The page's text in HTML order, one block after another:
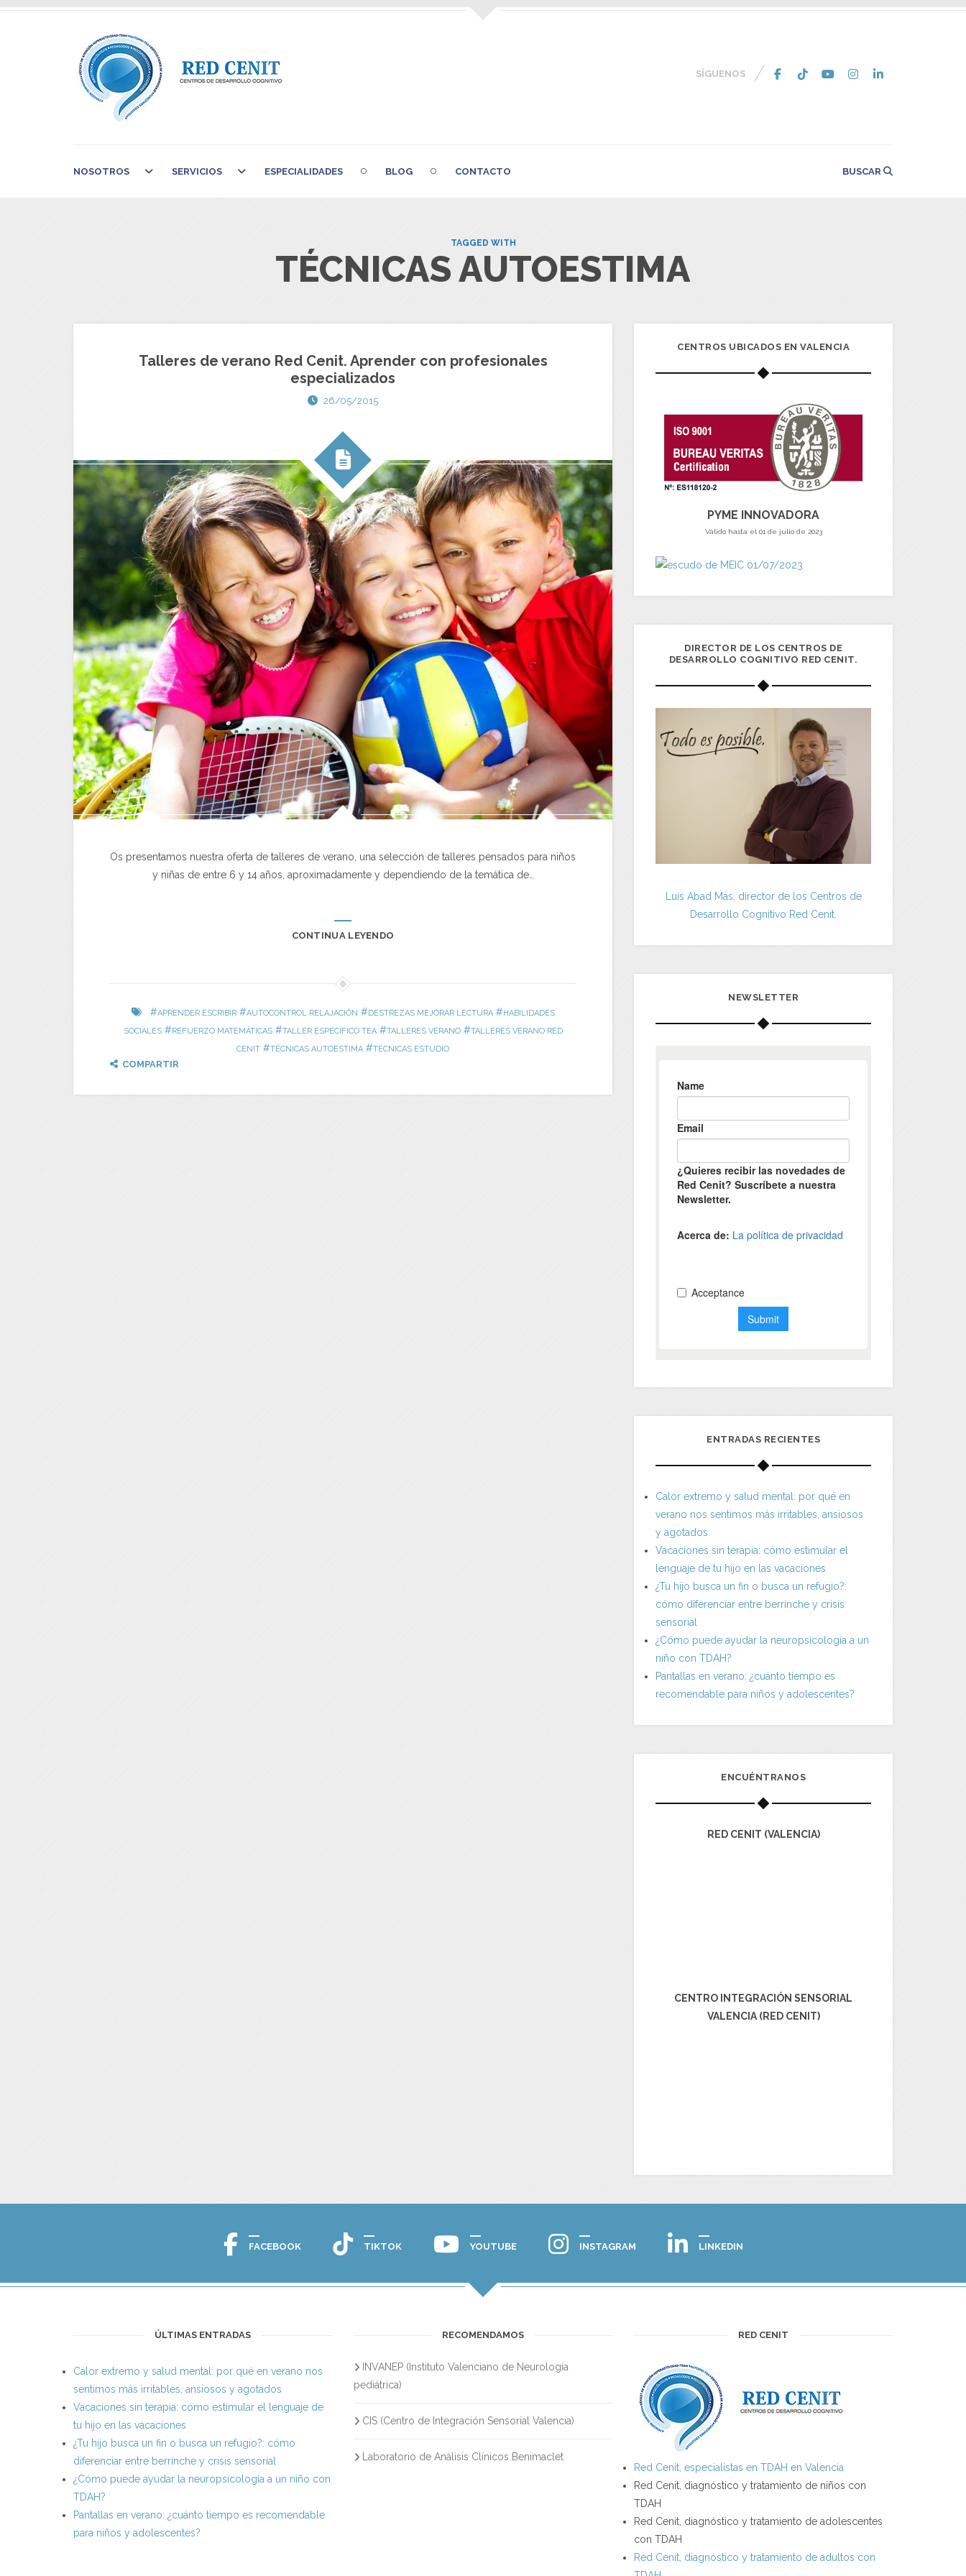
SÍGUENOS
NOSOTROS SERVICIOS ESPECIALIDADES BLOG CONTACTO BUSCAR
TAGGED WITH
TÉCNICAS AUTOESTIMA
Talleres de verano Red Cenit. Aprender con profesionales
especializados
26/05/2015
Os presentamos nuestra oferta de talleres de verano, una selección de talleres pensados para niños
y niñas de entre 6 y 14 años, aproximadamente y dependiendo de la temática de…
CONTINUA LEYENDO
#APRENDER ESCRIBIR#AUTOCONTROL RELAJACIÓN #DESTREZAS MEJORAR LECTURA#HABILIDADES
SOCIALES#REFUERZO MATEMÁTICAS#TALLER ESPECÍFICO TEA#TALLERES VERANO#TALLERES VERANO RED
CENIT #TÉCNICAS AUTOESTIMA #TÉCNICAS ESTUDIO
COMPARTIR
CENTROS UBICADOS EN VALENCIA
PYME INNOVADORA
Válido hasta el 01 de julio de 2023
DIRECTOR DE LOS CENTROS DE
DESARROLLO COGNITIVO RED CENIT.
Luis Abad Más, director de los Centros de
Desarrollo Cognitivo Red Cenit.
NEWSLETTER
ENTRADAS RECIENTES
Calor extremo y salud mental: por qué en
verano nos sentimos más irritables, ansiosos
y agotados
Vacaciones sin terapia: cómo estimular el
lenguaje de tu hijo en las vacaciones
¿Tu hijo busca un fin o busca un refugio?:
cómo diferenciar entre berrinche y crisis
sensorial
¿Cómo puede ayudar la neuropsicología a un
niño con TDAH?
Pantallas en verano: ¿cuánto tiempo es
recomendable para niños y adolescentes?
ENCUÉNTRANOS
RED CENIT (VALENCIA)
CENTRO INTEGRACIÓN SENSORIAL
VALENCIA (RED CENIT)
FACEBOOK TIKTOK YOUTUBE INSTAGRAM LINKEDIN
ÚLTIMAS ENTRADAS
Calor extremo y salud mental: por qué en verano nos
sentimos más irritables, ansiosos y agotados
Vacaciones sin terapia: cómo estimular el lenguaje de
tu hijo en las vacaciones
¿Tu hijo busca un fin o busca un refugio?: cómo
diferenciar entre berrinche y crisis sensorial
¿Cómo puede ayudar la neuropsicología a un niño con
TDAH?
Pantallas en verano: ¿cuánto tiempo es recomendable
para niños y adolescentes?
RECOMENDAMOS
INVANEP (Instituto Valenciano de Neurología
pediátrica)
CIS (Centro de Integración Sensorial Valencia)
Laboratorio de Análisis Clínicos Benimaclet
RED CENIT
Red Cenit, especialistas en TDAH en Valencia
Red Cenit, diagnóstico y tratamiento de niños con
TDAH
Red Cenit, diagnóstico y tratamiento de adolescentes
con TDAH
Red Cenit, diagnóstico y tratamiento de adultos con